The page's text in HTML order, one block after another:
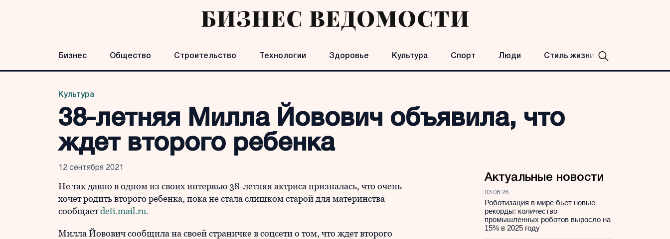
Бизнес Общество Строительство Технологии Здоровье Культура Спорт Люди Стиль жизни
Культура
38-летняя Милла Йовович объявила, что
ждет второго ребенка
12 сентября 2021
Не так давно в одном из своих интервью 38-летняя актриса призналась, что очень
хочет родить второго ребенка, пока не стала слишком старой для материнства
сообщаетdeti.mail.ru.
Милла Йовович сообщила на своей страничке в соцсети о том, что ждет второго
Актуальные новости
03.08.26
Роботизация в мире бьет новые
рекорды: количество
промышленных роботов выросло на
15% в 2025 году